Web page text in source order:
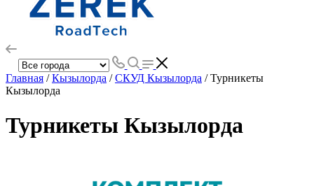
Главная /Кызылорда /СКУД Кызылорда / Турникеты
Кызылорда
Турникеты Кызылорда